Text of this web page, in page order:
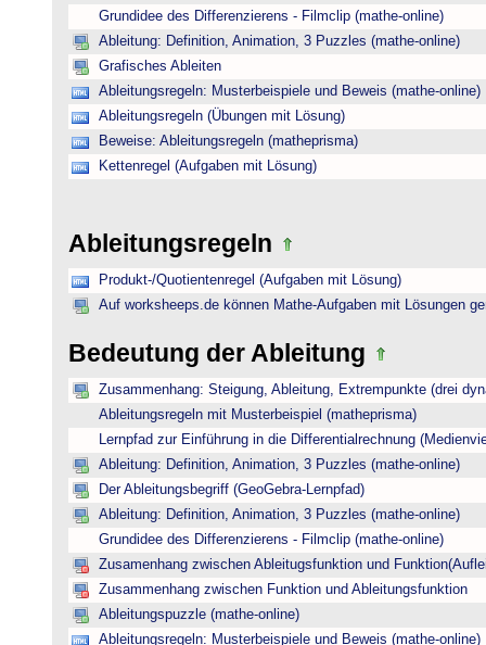
Grundidee des Differenzierens - Filmclip (mathe-online)
Ableitung: Definition, Animation, 3 Puzzles (mathe-online)
Grafisches Ableiten
Ableitungsregeln: Musterbeispiele und Beweis (mathe-online)
Ableitungsregeln (Übungen mit Lösung)
Beweise: Ableitungsregeln (matheprisma)
Kettenregel (Aufgaben mit Lösung)
Ableitungsregeln
Produkt-/Quotientenregel (Aufgaben mit Lösung)
Auf worksheeps.de können Mathe-Aufgaben mit Lösungen
Bedeutung der Ableitung
Zusammenhang: Steigung, Ableitung, Extrempunkte (drei
Ableitungsregeln mit Musterbeispiel (matheprisma)
Lernpfad zur Einführung in die Differentialrechnung
Ableitung: Definition, Animation, 3 Puzzles (mathe-online)
Der Ableitungsbegriff (GeoGebra-Lernpfad)
Ableitung: Definition, Animation, 3 Puzzles (mathe-online)
Grundidee des Differenzierens - Filmclip (mathe-online)
Zusamenhang zwischen Ableitugsfunktion und
Zusammenhang zwischen Funktion und Ableitungsfunktion
Ableitungspuzzle (mathe-online)
Ableitungsregeln: Musterbeispiele und Beweis (mathe-online)